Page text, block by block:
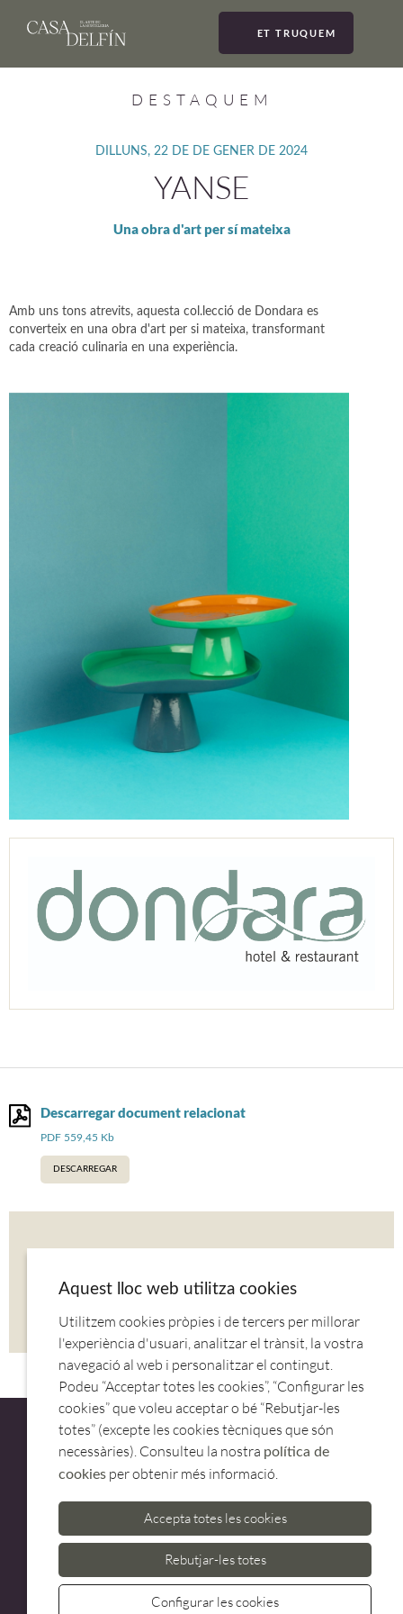
ET TRUQUEM
DESTAQUEM
DILLUNS, 22 DE DE GENER DE 2024
YANSE
Una obra d'art per sí mateixa
Amb uns tons atrevits, aquesta col.lecció de Dondara es
converteix en una obra d'art per si mateixa, transformant
cada creació culinaria en una experiència.
Descarregar document relacionat
PDF 559,45 Kb
DESCARREGAR
CORREU TWITTER FACEBOOK
ATENCIÓ AL CLIENT
973 500 580
Aquest lloc web utilitza cookies
Utilitzem cookies pròpies i de tercers per millorar
l'experiència d'usuari, analitzar el trànsit, la vostra
navegació al web i personalitzar el contingut.
Podeu “Acceptar totes les cookies”, “Configurar les
cookies” que voleu acceptar o bé “Rebutjar-les
totes” (excepte les cookies tècniques que són
necessàries). Consulteu la nostra política de
cookies per obtenir més informació.
Accepta totes les cookies
Rebutjar-les totes
Configurar les cookies